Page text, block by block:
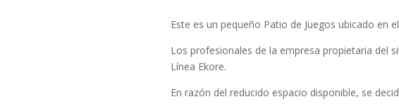
Este es un pequeño Patio de Juegos ubicado en
Los profesionales de la empresa propietaria del
Línea Ekore.
En razón del reducido espacio disponible, se